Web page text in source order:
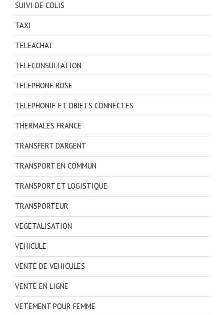
SUIVI DE COLIS
TAXI
TELEACHAT
TELECONSULTATION
TELEPHONE ROSE
TELEPHONIE ET OBJETS CONNECTES
THERMALES FRANCE
TRANSFERT D'ARGENT
TRANSPORT EN COMMUN
TRANSPORT ET LOGISTIQUE
TRANSPORTEUR
VEGETALISATION
VEHICULE
VENTE DE VEHICULES
VENTE EN LIGNE
VETEMENT POUR FEMME